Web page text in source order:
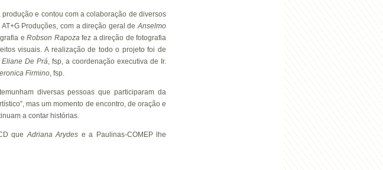
e contou com a colaboração de diversos
Produções, com a direção geral deAnselmo
e Robson Rapozafez a direção de fotografia
visuais. A realização de todo o projeto foi de
Eliane De Prá, fsp, a coordenação executiva de Ir.
Firmino, fsp.
diversas pessoas que participaram da
mas um momento de encontro, de oração e
a contar histórias.
queAdriana Arydes e a Paulinas-COMEP lhe